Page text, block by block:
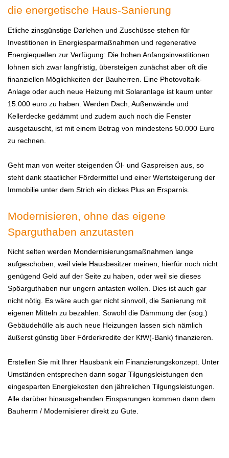
die energetische Haus-Sanierung
Etliche zinsgünstige Darlehen und Zuschüsse stehen für
Investitionen in Energiesparmaßnahmen und regenerative
Energiequellen zur Verfügung: Die hohen Anfangsinvestitionen
lohnen sich zwar langfristig, übersteigen zunächst aber oft die
finanziellen Möglichkeiten der Bauherren. Eine Photovoltaik-
Anlage oder auch neue Heizung mit Solaranlage ist kaum unter
15.000 euro zu haben. Werden Dach, Außenwände und
Kellerdecke gedämmt und zudem auch noch die Fenster
ausgetauscht, ist mit einem Betrag von mindestens 50.000 Euro
zu rechnen.
Geht man von weiter steigenden Öl- und Gaspreisen aus, so
steht dank staatlicher Fördermittel und einer Wertsteigerung der
Immobilie unter dem Strich ein dickes Plus an Ersparnis.
Modernisieren, ohne das eigene
Sparguthaben anzutasten
Nicht selten werden Mondernisierungsmaßnahmen lange
aufgeschoben, weil viele Hausbesitzer meinen, hierfür noch nicht
genügend Geld auf der Seite zu haben, oder weil sie dieses
Spöarguthaben nur ungern antasten wollen. Dies ist auch gar
nicht nötig. Es wäre auch gar nicht sinnvoll, die Sanierung mit
eigenen Mitteln zu bezahlen. Sowohl die Dämmung der (sog.)
Gebäudehülle als auch neue Heizungen lassen sich nämlich
äußerst günstig über Förderkredite der KfW(-Bank) finanzieren.
Erstellen Sie mit Ihrer Hausbank ein Finanzierungskonzept. Unter
Umständen entsprechen dann sogar Tilgungsleistungen den
eingesparten Energiekosten den jährelichen Tilgungsleistungen.
Alle darüber hinausgehenden Einsparungen kommen dann dem
Bauherrn / Modernisierer direkt zu Gute.